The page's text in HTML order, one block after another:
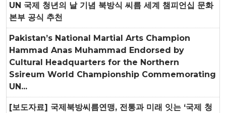
UN 국제 청년의 날 기념 북방식 씨름 세계 챔피언십 문화
본부 공식 추천
Pakistan’s National Martial Arts Champion
Hammad Anas Muhammad Endorsed by
Cultural Headquarters for the Northern
Ssireum World Championship Commemorating
UN...
[보도자료] 국제북방씨름연맹, 전통과 미래 잇는 ‘국제 청